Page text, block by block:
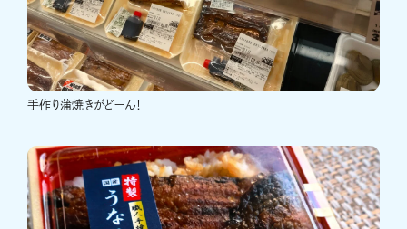
手作り蒲焼きがどーん！